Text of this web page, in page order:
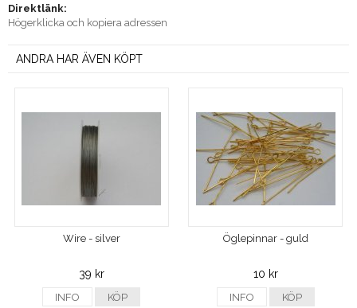
Direktlänk:
Högerklicka och kopiera adressen
ANDRA HAR ÄVEN KÖPT
Wire - silver
39 kr
INFO KÖP
Öglepinnar - guld
10 kr
INFO KÖP